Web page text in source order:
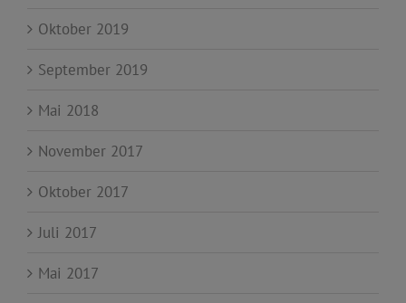
Oktober 2019
September 2019
Mai 2018
November 2017
Oktober 2017
Juli 2017
Mai 2017